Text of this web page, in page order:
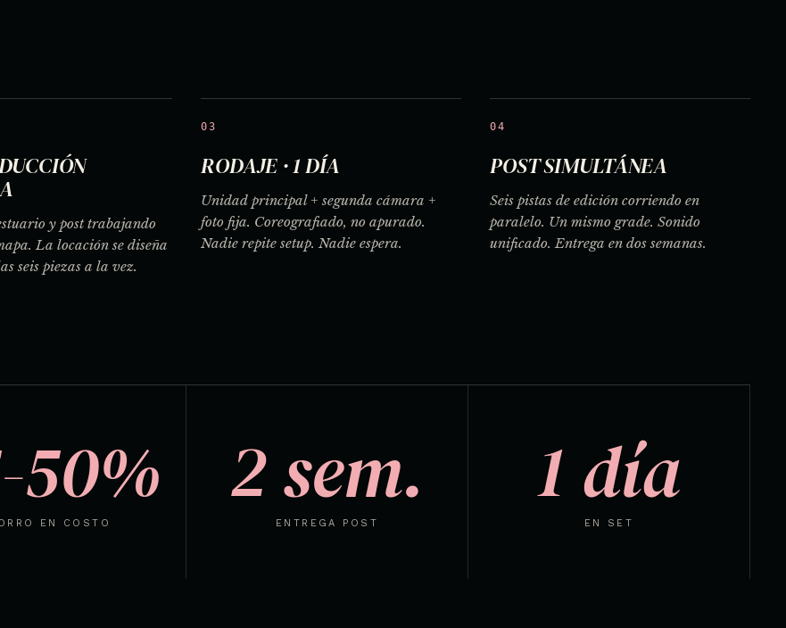
y post trabajando
La locación se diseña
seis piezas a la vez.
03
RODAJE · 1 DÍA
Unidad principal + segunda cámara +
foto fija. Coreografiado, no apurado.
Nadie repite setup. Nadie espera.
04
POST SIMULTÁNEA
Seis pistas de edición corriendo en
paralelo. Un mismo grade. Sonido
unificado. Entrega en dos semanas.
50%
EN COSTO
2 sem.
ENTREGA POST
1 día
EN SET